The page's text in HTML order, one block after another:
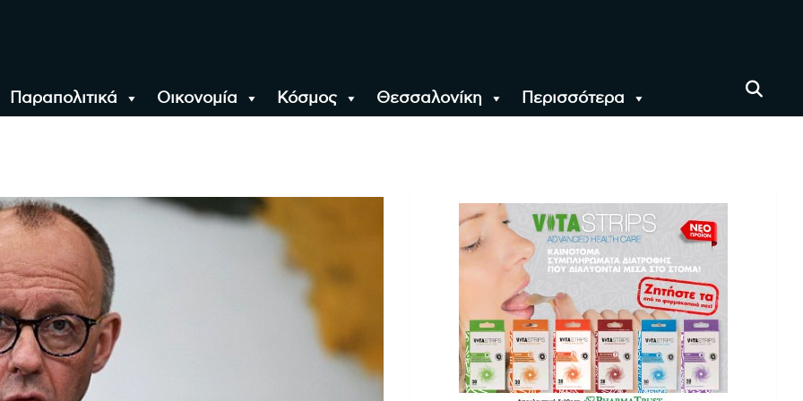
Παραπολιτικά Οικονομία Κόσμος Θεσσαλονίκη Περισσότερα